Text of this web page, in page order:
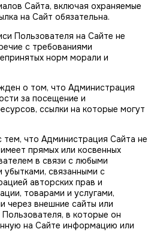
Сайта, включая охраняемые
на Сайт обязательна.
Пользователя на Сайте не
с требованиями
норм морали и
о том, что Администрация
за посещение и
ссылки на которые могут
тем, что Администрация Сайта не
прямых или косвенных
в связи с любыми
связанными с
авторских прав и
товарами и услугами,
через внешние сайты или
в которые он
на Сайте информацию или